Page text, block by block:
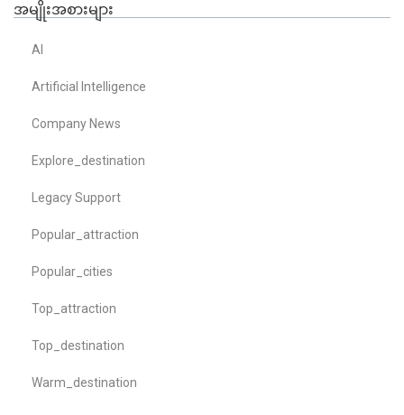
အမျိုးအစားများ
AI
Artificial Intelligence
Company News
Explore_destination
Legacy Support
Popular_attraction
Popular_cities
Top_attraction
Top_destination
Warm_destination